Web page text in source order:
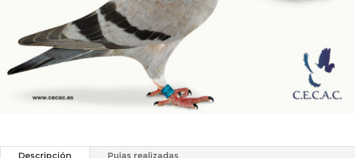
Descripción Pujas realizadas